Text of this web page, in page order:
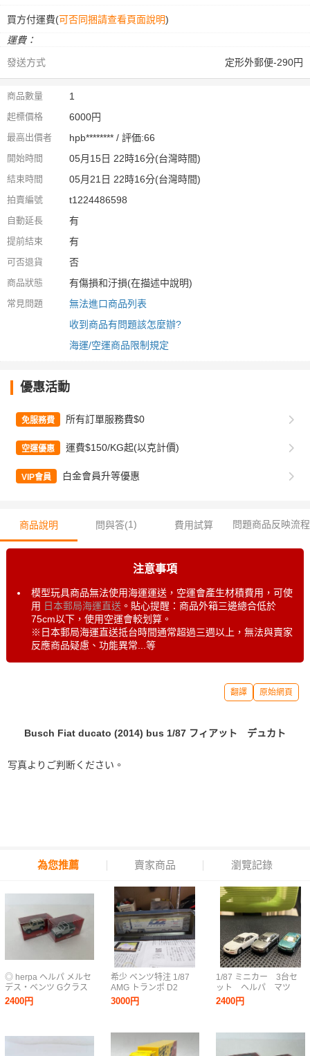
買方付運費(可否同捆請查看頁面說明)
運費：
發送方式
定形外郵便-290円
商品數量 1
起標價格 6000円
最高出價者 hpb******** / 評価:66
開始時間 05月15日 22時16分(台灣時間)
結束時間 05月21日 22時16分(台灣時間)
拍賣編號 t1224486598
自動延長 有
提前結束 有
可否退貨 否
商品狀態 有傷損和汙損(在描述中說明)
常見問題
無法進口商品列表
收到商品有問題該怎麼辦?
海運/空運商品限制規定
優惠活動
免服務費 所有訂單服務費$0
空運優惠 運費$150/KG起(以克計價)
VIP會員 白金會員升等優惠
商品說明 問與答(1) 費用試算 問題商品反映流程
注意事項
模型玩具商品無法使用海運運送，空運會產生材積費用，可使
用 日本郵局海運直送。貼心提醒：商品外箱三邊總合低於
75cm以下，使用空運會較划算。
※日本郵局海運直送抵台時間通常超過三週以上，無法與賣家
反應商品疑慮、功能異常...等
翻譯 原始網頁
Busch Fiat ducato (2014) bus 1/87 フィアット デュカト
写真よりご判断ください。
為您推薦 賣家商品 瀏覽記錄
◎ herpa ヘルパ メルセ
デス・ベンツ Gクラス
ゲレンデヴァーゲン
300GE×230GE Cabrio
2400円
希少 ベンツ特注 1/87
AMG トランポ D2
Privat ヘルパ
3000円
1/87 ミニカー 3台セ
ット ヘルパ マツ
ダ Xedos 9 (ミレーニ
ア) helpa HOゲージ
2400円